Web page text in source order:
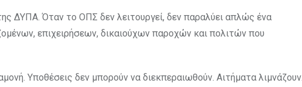
ΔΥΠΑ. Όταν το ΟΠΣ δεν λειτουργεί, δεν παραλύει απλώς ένα
επιχειρήσεων, δικαιούχων παροχών και πολιτών που
Υποθέσεις δεν μπορούν να διεκπεραιωθούν. Αιτήματα λιμνάζουν.